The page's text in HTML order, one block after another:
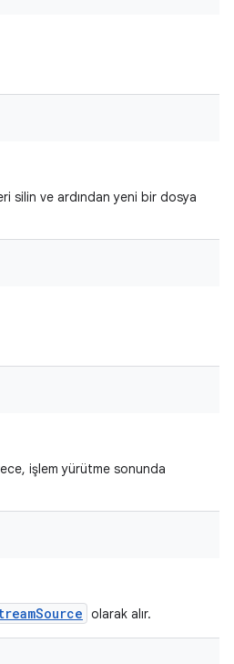
silin ve ardından yeni bir dosya
işlem yürütme sonunda
olarak alır.